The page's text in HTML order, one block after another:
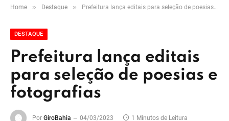
Home » Destaque » Prefeitura lança editais para seleção de poesias e fotografias
DESTAQUE
Prefeitura lança editais
para seleção de poesias e
fotografias
Por GiroBahia 04/03/2023 1 Minutos de Leitura